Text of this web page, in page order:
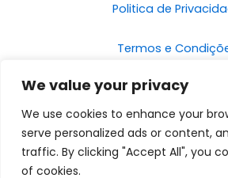
We value your privacy
We use cookies to enhance your
serve personalized ads or content,
traffic. By clicking "Accept All", you
of cookies.
Politica de
Termos e
Disclaimer